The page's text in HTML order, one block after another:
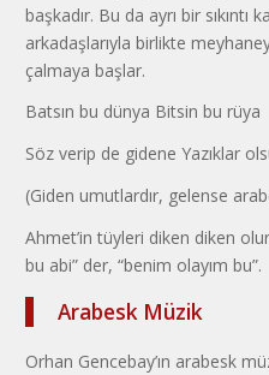
başkadır. Bu da ayrı bir
arkadaşlarıyla birlikte
çalmaya başlar.
Batsın bu dünya Bitsin bu rüya
Söz verip de gidene Yazıklar
(Giden umutlardır, gelense
Ahmet’in tüyleri diken diken
bu abi” der, “benim olayım bu”.
Arabesk Müzik
Orhan Gencebay’ın arabesk